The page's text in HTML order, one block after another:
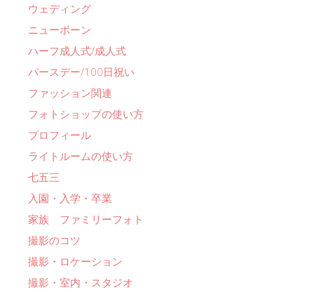
ウェディング
ニューボーン
ハーフ成人式/成人式
バースデー/100日祝い
ファッション関連
フォトショップの使い方
プロフィール
ライトルームの使い方
七五三
入園・入学・卒業
家族 ファミリーフォト
撮影のコツ
撮影・ロケーション
撮影・室内・スタジオ